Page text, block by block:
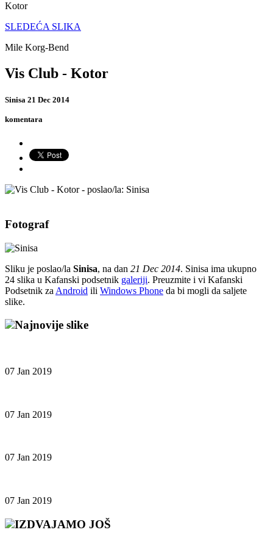
Kotor
SLEDEĆA SLIKA
Mile Korg-Bend
Vis Club - Kotor
Sinisa 21 Dec 2014
komentara
Fotograf
Sliku je poslao/la Sinisa, na dan 21 Dec 2014. Sinisa ima ukupno
24 slika u Kafanski podsetnik galeriji. Preuzmite i vi Kafanski
Podsetnik za Android ili Windows Phone da bi mogli da saljete
slike.
Najnovije slike
07 Jan 2019
07 Jan 2019
07 Jan 2019
07 Jan 2019
IZDVAJAMO JOŠ